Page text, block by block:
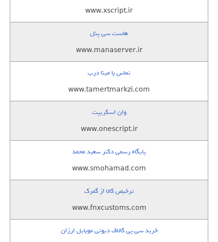
www.xscript.ir
هاست سی پنل
www.manaserver.ir
تماس با مینا درب
www.tamertmarkzi.com
وان اسکریپت
www.onescript.ir
پایگاه رسمی دکتر سعید محمد
www.smohamad.com
ترخیص کالا از گمرک
www.fnxcustoms.com
خرید سی پی کالاف دیوتی موبایل ارزان